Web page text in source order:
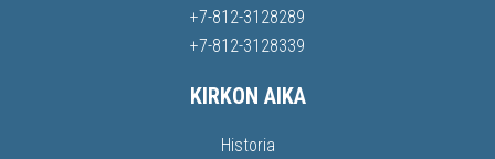
+7-812-3128289
+7-812-3128339
KIRKON AIKA
Historia